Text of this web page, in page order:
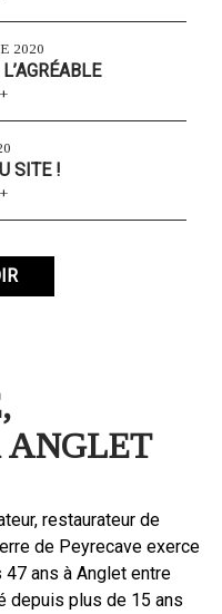
2020
SITE !
restaurateur de
de Peyrecave exerce
ans à Anglet entre
depuis plus de 15 ans